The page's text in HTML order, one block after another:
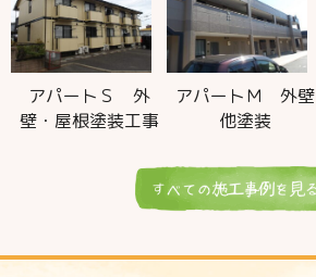
アパートＳ 外
壁・屋根塗装工事
アパートＭ 外壁
他塗装